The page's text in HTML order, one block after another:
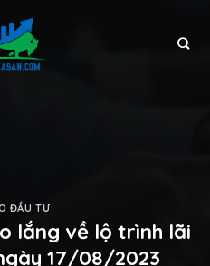
ĐẦU TƯ
lắng về lộ trình lãi
17/08/2023